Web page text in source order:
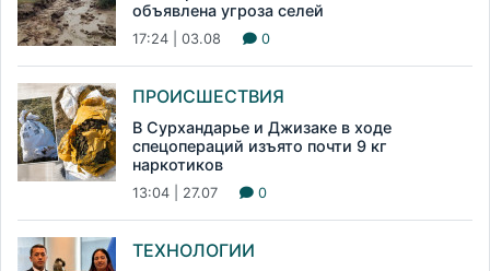
объявлена угроза селей
17:24 | 03.08 0
ПРОИСШЕСТВИЯ
В Сурхандарье и Джизаке в ходе
спецопераций изъято почти 9 кг
наркотиков
13:04 | 27.07 0
ТЕХНОЛОГИИ